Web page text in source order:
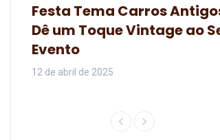
Festa Tema Carros
Dê um Toque Vintage ao
Evento
12 de abril de 2025